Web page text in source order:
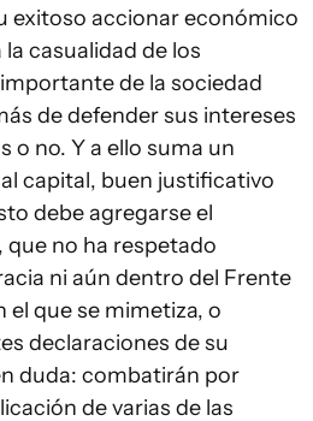
exitoso accionar económico
casualidad de los
de la sociedad
de defender sus intereses
o no. Y a ello suma un
capital, buen justificativo
debe agregarse el
que no ha respetado
ni aún dentro del Frente
el que se mimetiza, o
declaraciones de su
duda: combatirán por
de varias de las